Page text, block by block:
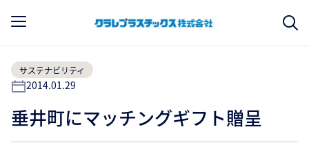
サステナビリティ
2014.01.29
垂井町にマッチングギフト贈呈